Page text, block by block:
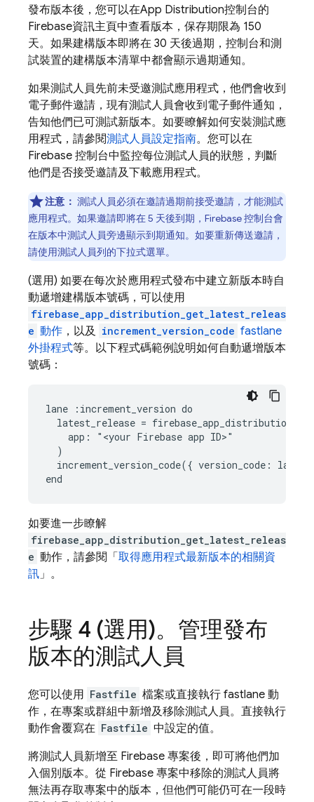
發布版本後，您可以在App Distribution控制台的
Firebase資訊主頁中查看版本，保存期限為 150
天。如果建構版本即將在 30 天後過期，控制台和測
試裝置的建構版本清單中都會顯示過期通知。
如果測試人員先前未受邀測試應用程式，他們會收到
電子郵件邀請，現有測試人員會收到電子郵件通知，
告知他們已可測試新版本。如要瞭解如何安裝測試應
用程式，請參閱測試人員設定指南。您可以在
Firebase 控制台中監控每位測試人員的狀態，判斷
他們是否接受邀請及下載應用程式。
注意： 測試人員必須在邀請過期前接受邀請，才能測試
應用程式。如果邀請即將在 5 天後到期， Firebase控制台會
在版本中測試人員旁邊顯示到期通知。如要重新傳送邀請，
請使用測試人員列的下拉式選單。
(選用) 如要在每次於應用程式發布中建立新版本時自
動遞增建構版本號碼，可以使用
firebase_app_distribution_get_latest_releas
e 動作 ，以及 increment_version_code fastlane
外掛程式等。以下程式碼範例說明如何自動遞增版本
號碼：
lane :increment_version do
latest_release =
    app: "<your Firebase app ID>"
  )
increment_version_code({ version_code:
如要進一步瞭解
firebase_app_distribution_get_latest_releas
e 動作，請參閱「 取得應用程式最新版本的相關資
訊」。
步驟 4 (選用)。管理發布
版本的測試人員
您可以使用 Fastfile 檔案或直接執行 fastlane 動
作，在專案或群組中新增及移除測試人員。直接執行
動作會覆寫在 Fastfile 中設定的值。
將測試人員新增至 Firebase 專案後，即可將他們加
入個別版本。從 Firebase 專案中移除的測試人員將
無法再存取專案中的版本，但他們可能仍可在一段時